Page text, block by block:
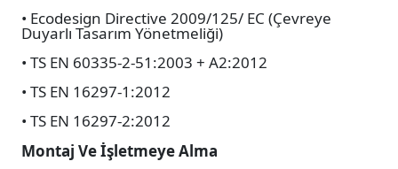
• Ecodesign Directive 2009/125/ EC (Çevreye
Duyarlı Tasarım Yönetmeliği)
• TS EN 60335-2-51:2003 + A2:2012
• TS EN 16297-1:2012
• TS EN 16297-2:2012
Montaj Ve İşletmeye Alma